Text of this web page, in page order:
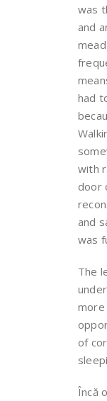
was
and
had
with
door
and
was
The
more
of
Încă